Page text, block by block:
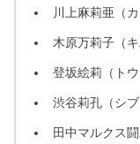
川上麻莉亜（
木原万莉子（
登坂絵莉（ト
渋谷莉孔（シ
田中マルクス